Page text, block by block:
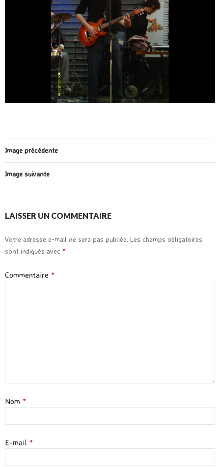
Image précédente
Image suivante
LAISSER UN COMMENTAIRE
Votre adresse e-mail ne sera pas publiée. Les champs obligatoires
sont indiqués avec *
Commentaire *
Nom *
E-mail *